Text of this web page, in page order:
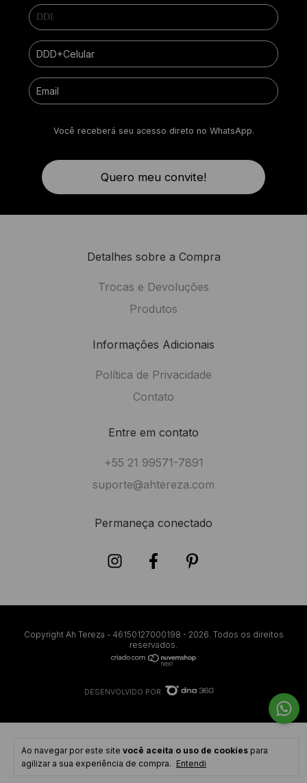
Ao navegar por este site você aceita o uso de cookies para
agilizar a sua experiência de compra. Entendi
Quero meu convite!
Você receberá seu acesso direto no WhatsApp.
Detalhes sobre a Compra
Trocas e Devoluções
Produtos
Informações Adicionais
Política de Privacidade
Contato
Entre em contato
+55 21 99571-7891
suporte@ahtereza.com
Permaneça conectado
Copyright Ah Tereza - 46150127000198 - 2026. Todos os direitos
reservados.
DESENVOLVIDO POR